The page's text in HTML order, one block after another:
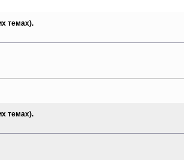
темах).
темах).